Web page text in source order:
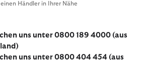
einen Händler in Ihrer Nähe
uns unter 0800 189 4000 (aus
uns unter 0800 404 454 (aus